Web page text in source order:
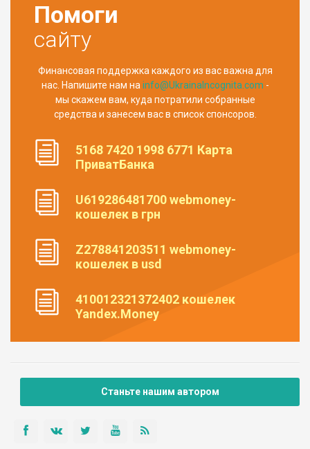
Помоги
сайту
Финансовая поддержка каждого из вас важна для
нас. Напишите нам на info@UkrainaIncognita.com -
мы скажем вам, куда потратили собранные
средства и занесем вас в список спонсоров.
5168 7420 1998 6771 Карта
ПриватБанка
U619286481700 webmoney-
кошелек в грн
Z278841203511 webmoney-
кошелек в usd
410012321372402 кошелек
Yandex.Money
Станьте нашим автором